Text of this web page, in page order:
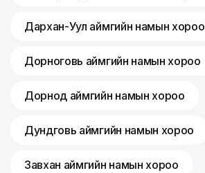
Дархан-Уул аймгийн намын хороо
Дорноговь аймгийн намын хороо
Дорнод аймгийн намын хороо
Дундговь аймгийн намын хороо
Завхан аймгийн намын хороо